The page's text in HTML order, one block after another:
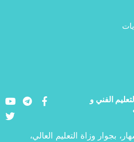
الفني و
YoutubeLinkedInFacebook
بجوار وزاة التعليم العالي،